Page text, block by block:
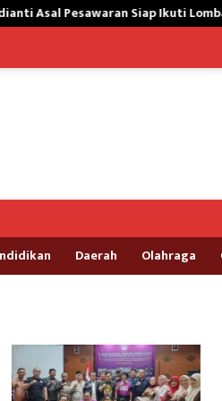
Siap Ikuti Lomba Protokol
Daerah Olahraga